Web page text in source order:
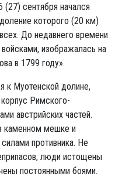
сентября начался
которого (20 км)
До недавнего времени
изображалась на
в 1799 году».
к Муотенской долине,
Римского-
австрийских частей.
каменном мешке и
противника. Не
люди истощены
постоянными боями.